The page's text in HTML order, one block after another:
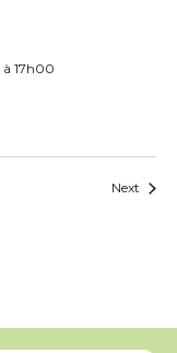
à 17h00
Next